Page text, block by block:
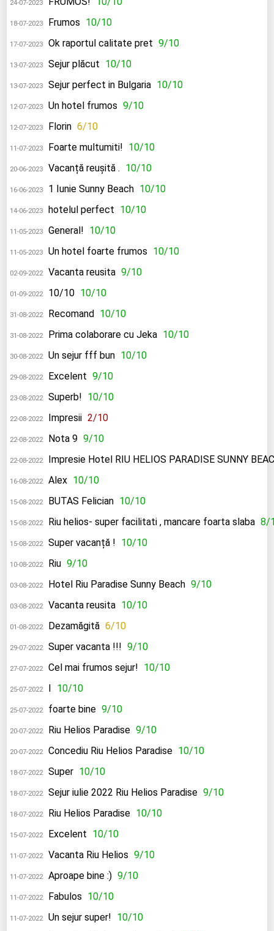
24-07-2023
18-07-2023 Frumos 10/10
17-07-2023 Ok raportul calitate pret 9/10
13-07-2023 Sejur plăcut 10/10
13-07-2023 Sejur perfect in Bulgaria 10/10
12-07-2023 Un hotel frumos 9/10
12-07-2023 Florin 6/10
11-07-2023 Foarte multumiti! 10/10
20-06-2023 Vacanță reușită . 10/10
16-06-2023 1 Iunie Sunny Beach 10/10
14-06-2023 hotelul perfect 10/10
11-05-2023 General! 10/10
11-05-2023 Un hotel foarte frumos 10/10
02-09-2022 Vacanta reusita 9/10
01-09-2022 10/10 10/10
31-08-2022 Recomand 10/10
31-08-2022 Prima colaborare cu Jeka 10/10
30-08-2022 Un sejur fff bun 10/10
29-08-2022 Excelent 9/10
23-08-2022 Superb! 10/10
22-08-2022 Impresii 2/10
22-08-2022 Nota 9 9/10
22-08-2022 Impresie Hotel RIU HELIOS PARADISE SUNNY
16-08-2022 Alex 10/10
15-08-2022 BUTAS Felician 10/10
15-08-2022 Riu helios- super facilitati , mancare foarta slaba 8/
15-08-2022 Super vacanță ! 10/10
10-08-2022 Riu 9/10
03-08-2022 Hotel Riu Paradise Sunny Beach 9/10
03-08-2022 Vacanta reusita 10/10
01-08-2022 Dezamăgită 6/10
29-07-2022 Super vacanta !!! 9/10
27-07-2022 Cel mai frumos sejur! 10/10
25-07-2022 I 10/10
25-07-2022 foarte bine 9/10
20-07-2022 Riu Helios Paradise 9/10
20-07-2022 Concediu Riu Helios Paradise 10/10
18-07-2022 Super 10/10
18-07-2022 Sejur iulie 2022 Riu Helios Paradise 9/10
18-07-2022 Riu Helios Paradise 10/10
15-07-2022 Excelent 10/10
11-07-2022 Vacanta Riu Helios 9/10
11-07-2022 Aproape bine :) 9/10
11-07-2022 Fabulos 10/10
11-07-2022 Un sejur super! 10/10